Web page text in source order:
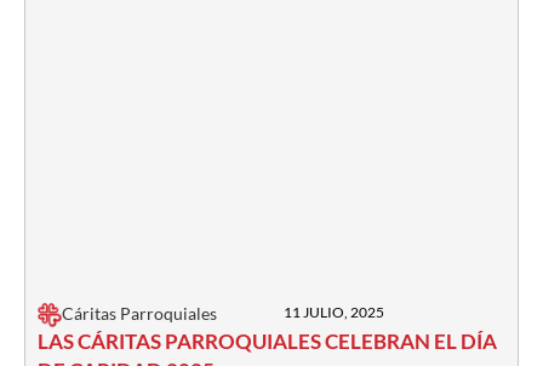
Cáritas Parroquiales 11 JULIO, 2025
LAS CÁRITAS PARROQUIALES CELEBRAN EL DÍA